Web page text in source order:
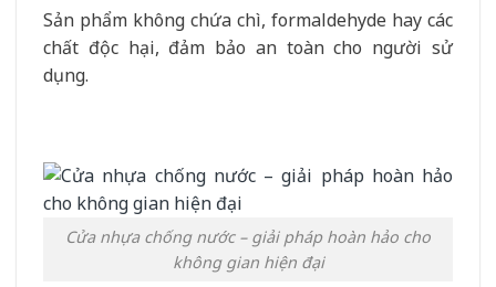
Sản phẩm không chứa chì, formaldehyde hay các
chất độc hại, đảm bảo an toàn cho người sử
dụng.
Cửa nhựa chống nước – giải pháp hoàn hảo cho
không gian hiện đại